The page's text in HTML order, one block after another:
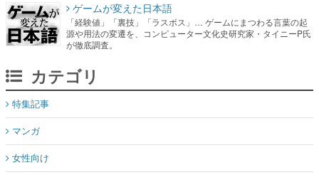
ゲームが変えた日本語
「経験値」「裏技」「ラスボス」… ゲームにまつわる言葉の起
源や用法の変遷を、コンピューター文化史研究家・タイニーP氏
が徹底調査。
カテゴリ
特集記事
マンガ
女性向け